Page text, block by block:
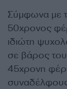
Σύμφωνα με
50χρονος
ιδιώτη
σε βάρος του
45χρονη
συναδέλφους